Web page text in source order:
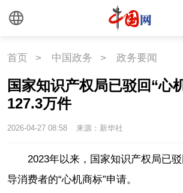
旅游
悦读 民藏
中国瓷
国情
国情 助残
海洋 草原
首页 > 中国政务 > 政务要闻
国家知识产权局已驳回“心
127.3万件
2026-04-27 08:58 来源：新华社
2023年以来，国家知识产权局已
导消费者的“心机商标”申请。